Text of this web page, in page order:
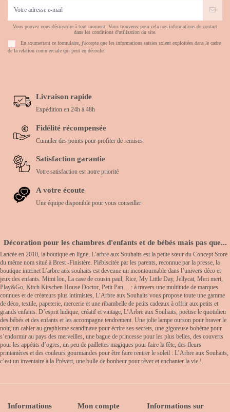
Vous pouvez vous désinscrire à tout moment. Vous trouverez pour cela nos informations de contact
dans les conditions d'utilisation du site.
En soumettant ce formulaire, j'accepte que les informations saisies soient exploitées dans le cadre
de la relation commerciale qui peut en découler.
Livraison rapide
Expédition en 24h à 48h
Fidélité récompensée
Cumuler des points pour profiter de remises
Satisfaction garantie
Votre satisfaction est notre priorité
A votre écoute
Une équipe disponible pour vous conseiller
Décoration pour les chambres d'enfants et de bébés mais pas que...
Lancée en 2010, la boutique en ligne, L’arbre aux Souhaits est la petite sœur du Concept Store
du même nom situé à Brest -Finistère. Plébiscitée par les parents, reconnue par la presse, la
boutique internet L’arbre aux souhaits est devenue un incontournable dans l’univers déco et
jeux des enfants. Mimi lou, La case de cousin paul, Rice, My Little Day, Jellycat, Meri meri,
Play&Go, Kitch Kitschen House Doctor, Petit Pan… : à travers une multitude de marques
connues et de créateurs plus intimistes, L’Arbre aux Souhaits vous propose toute une gamme
de déco, textile, papeterie, mercerie et une ribambelle de petits cadeaux à offrir aux petits et
grands enfants. D’esprit ludique, créatif et vintage, L’Arbre aux Souhaits, poétise le quotidien
des bébés et des enfants et les accompagne tendrement. Une jolie lampe ourson pour braver le
noir, un cahier au graphisme scandinave pour écrire ses secrets, une gigoteuse bohème pour
s’endormir au pays des merveilles, une bague de princesse pour les plus belles, des couverts
pour les appétits d’ogres, un peu de paillettes magiques pour faire la fête, des fleurs
printanières et des couleurs gourmandes pour être faire rentrer le soleil : L’Arbre aux Souhaits,
c’est un inventaire à la Prévert, une bulle de bonheur pour rêver et enchanter la vie !.
Informations Mon compte
Informations sur